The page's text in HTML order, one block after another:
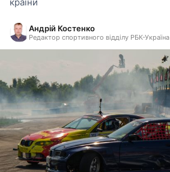
Андрій Костенко
Редактор спортивного відділу РБК-Україна